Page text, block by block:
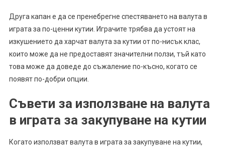
Друга капан е да се пренебрегне спестяването на валута в
играта за по-ценни кутии. Играчите трябва да устоят на
изкушението да харчат валута за кутии от по-нисък клас,
които може да не предоставят значителни ползи, тъй като
това може да доведе до съжаление по-късно, когато се
появят по-добри опции.
Съвети за използване на валута
в играта за закупуване на кутии
Когато използват валута в играта за закупуване на кутии,